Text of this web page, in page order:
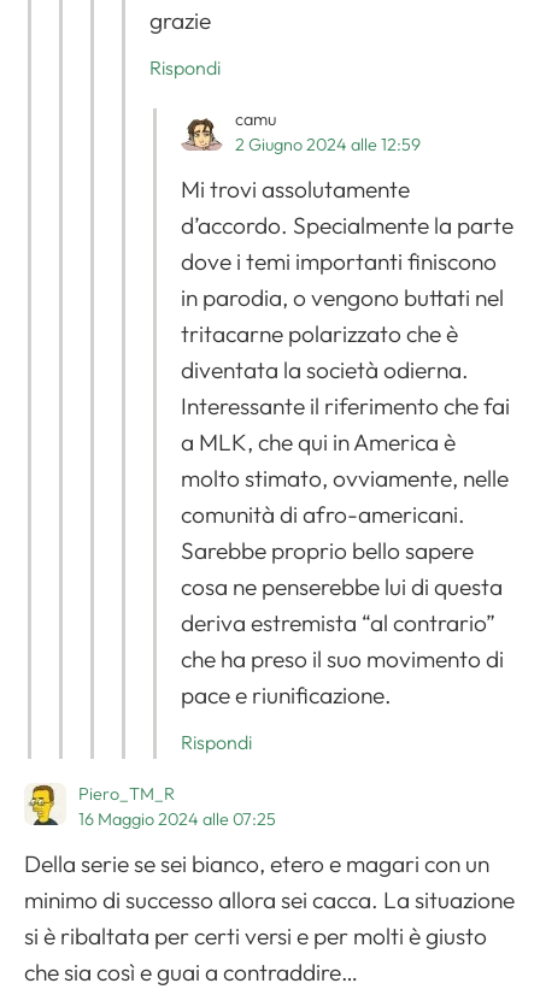
grazie
Rispondi
camu
2 Giugno 2024 alle 12:59
Mi trovi assolutamente
d’accordo. Specialmente la parte
dove i temi importanti finiscono
in parodia, o vengono buttati nel
tritacarne polarizzato che è
diventata la società odierna.
Interessante il riferimento che fai
a MLK, che qui in America è
molto stimato, ovviamente, nelle
comunità di afro-americani.
Sarebbe proprio bello sapere
cosa ne penserebbe lui di questa
deriva estremista “al contrario”
che ha preso il suo movimento di
pace e riunificazione.
Rispondi
Piero_TM_R
16 Maggio 2024 alle 07:25
Della serie se sei bianco, etero e magari con un
minimo di successo allora sei cacca. La situazione
si è ribaltata per certi versi e per molti è giusto
che sia così e guai a contraddire…
Apri il menu di navigazione